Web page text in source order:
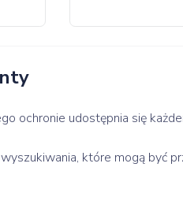
ochronie udostępnia się
które mogą być